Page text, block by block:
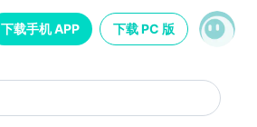
下载手机 APP 下载 PC 版